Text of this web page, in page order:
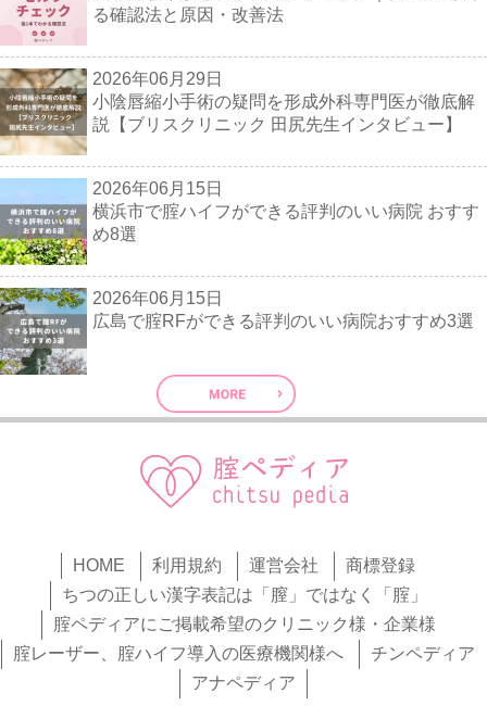
る確認法と原因・改善法
2026年06月29日
小陰唇縮小手術の疑問を形成外科専門医が徹底解
説【ブリスクリニック 田尻先生インタビュー】
2026年06月15日
横浜市で腟ハイフができる評判のいい病院 おすす
め8選
2026年06月15日
広島で腟RFができる評判のいい病院おすすめ3選
HOME 利用規約 運営会社
商標登録
ちつの正しい漢字表記は「膣」ではなく「腟」
腟ペディアにご掲載希望のクリニック様・企業様
腟レーザー、腟ハイフ導入の医療機関様へ
チンペディア
アナペディア